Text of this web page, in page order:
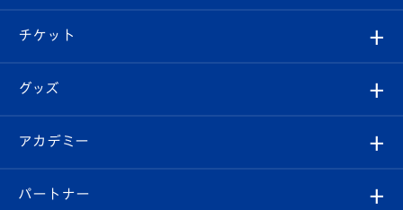
試合情報
チケット
イベント
メディア
クラブ概要
エンブレム紹介
スタッフプロフィール
マスコット紹介
はじめての観戦ガイド
Revive Team
ヴィヴィくんの長崎おもてなしガイド
試合日程/結果
フォトギャラリー
スタジアムグルメ
チケット
チケット
V-LOVERS（ファンクラブ）
グッズ
オンラインショップ
アカデミー
育成からのお知らせ
パートナー